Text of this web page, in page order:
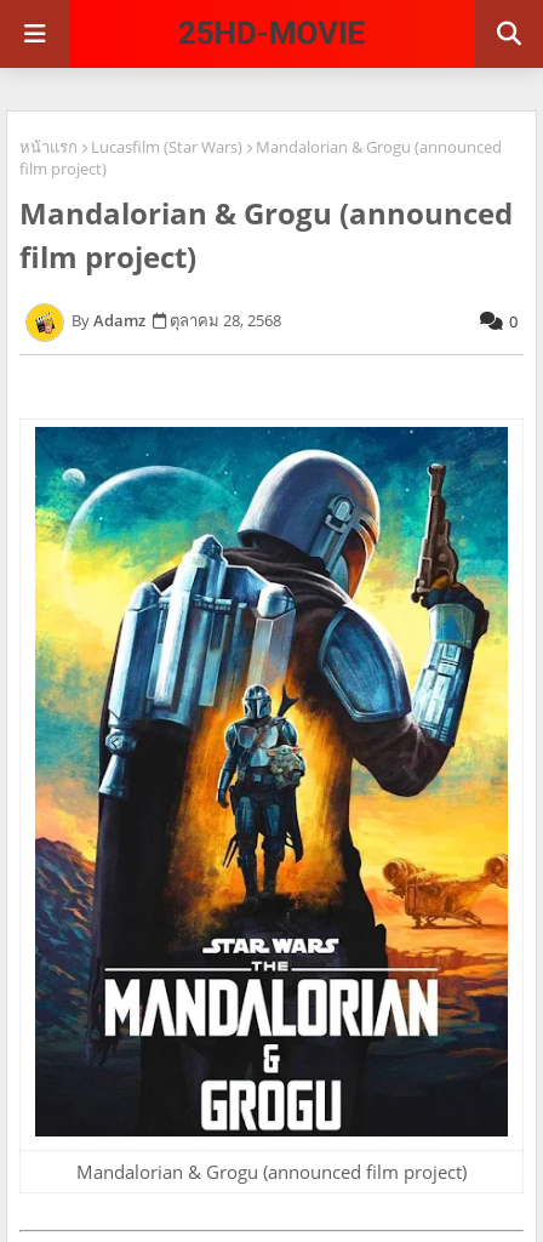
หน้าแรก Lucasfilm (Star Wars)
Mandalorian & Grogu (announced
film project)
Mandalorian & Grogu (announced
film project)
Adamz ตุลาคม 28, 2568 0
Mandalorian & Grogu (announced film project)